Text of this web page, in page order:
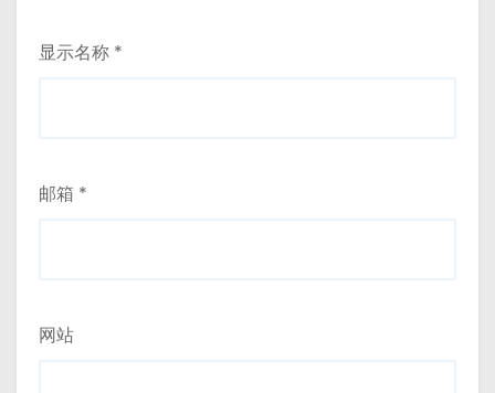
显示名称 *
邮箱 *
网站